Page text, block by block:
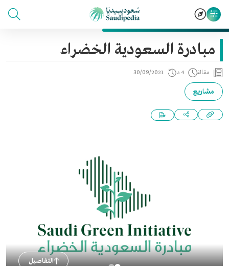
مبادرة السعودية الخضراء
مقالة 4 د 30/09/2021
مشاريع
التفاصيل